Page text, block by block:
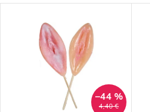
4,40 €
–44 %